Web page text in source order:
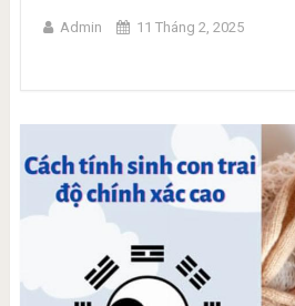
Admin 11 Tháng 2, 2025